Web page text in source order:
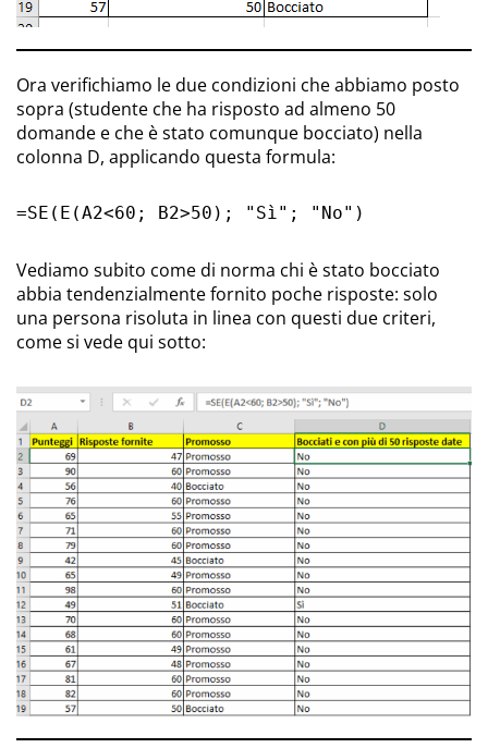
Ora verifichiamo le due condizioni che abbiamo posto
sopra (studente che ha risposto ad almeno 50
domande e che è stato comunque bocciato) nella
colonna D, applicando questa formula:
=SE(E(A2<60; B2>50); "Sì"; "No")
Vediamo subito come di norma chi è stato bocciato
abbia tendenzialmente fornito poche risposte: solo
una persona risoluta in linea con questi due criteri,
come si vede qui sotto: